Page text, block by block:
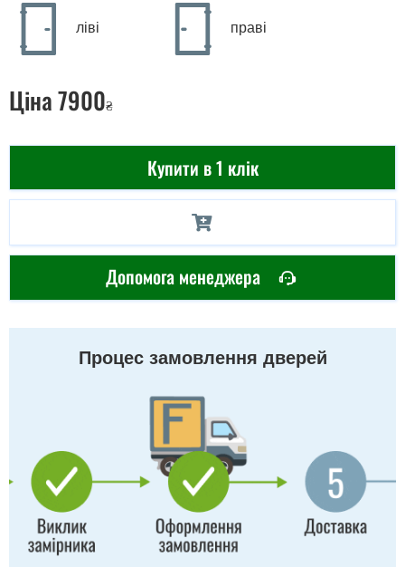
ліві праві
Ціна7900₴
Купити в 1 клік
Допомога менеджера
Процес замовлення дверей